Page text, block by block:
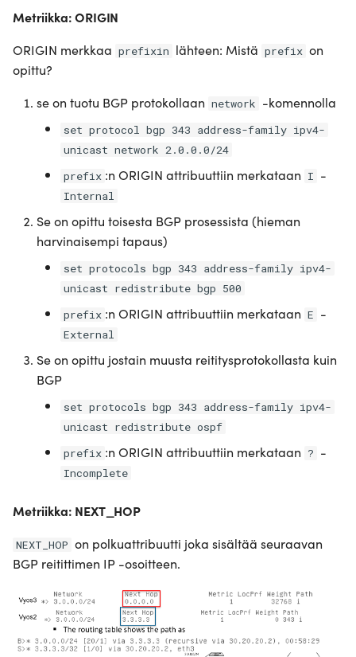
Metriikka: ORIGIN
ORIGIN merkkaa prefixin lähteen: Mistä prefix on
opittu?
se on tuotu BGP protokollaan network -komennolla
set protocol bgp 343 address-family ipv4-
unicast network 2.0.0.0/24
prefix :n ORIGIN attribuuttiin merkataan I -
Internal
Se on opittu toisesta BGP prosessista (hieman
harvinaisempi tapaus)
set protocols bgp 343 address-family ipv4-
unicast redistribute bgp 500
prefix :n ORIGIN attribuuttiin merkataan E -
External
Se on opittu jostain muusta reititysprotokollasta kuin
BGP
set protocols bgp 343 address-family ipv4-
unicast redistribute ospf
prefix :n ORIGIN attribuuttiin merkataan ? -
Incomplete
Metriikka: NEXT_HOP
NEXT_HOP on polkuattribuutti joka sisältää seuraavan
BGP reitittimen IP -osoitteen.